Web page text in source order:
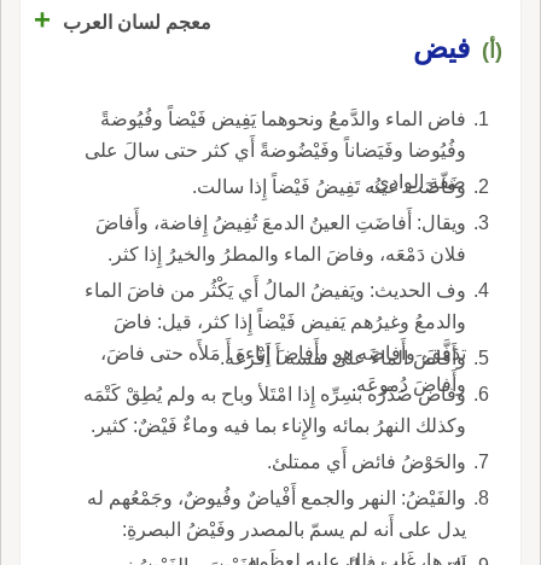
معجم لسان العرب +
(أ) فيض
فاض الماء والدَّمعُ ونحوهما يَفِيض فَيْضاً وفُيُوضةً
وفُيُوضا وفَيَضاناً وفَيْضُوضةً أَي كثر حتى سالَ على
ضَفّةِ الوادي.
وفاضَت عينُه تَفِيضُ فَيْضاً إِذا سالت.
ويقال: أَفاضَتِ العينُ الدمعَ تُفِيضُ إِفاضة، وأَفاضَ
فلان دَمْعَه، وفاضَ الماء والمطرُ والخيرُ إِذا كثر.
وف الحديث: ويَفيضُ المالُ أَي يَكْثُر من فاضَ الماء
والدمعُ وغيرُهم يَفيض فَيْضاً إِذا كثر، قيل: فاضَ
تدَفَّقَ، وأَفاضَه هو وأَفاضَ إِناءه أَ مَلأَه حتى فاضَ،
وأَفاضَ دُموعَه.
وأَفاضَ الماءَ على نفسه أَ أَفْرَغَه.
وفاض صَدْرُه بسِرِّه إِذا امْتَلأ وباح به ولم يُطِقْ كَتْمَه
وكذلك النهرُ بمائه والإِناء بما فيه وماءٌ فَيْضٌ: كثير.
والحَوْضُ فائض أَي ممتلئ.
والفَيْضُ: النهر والجمع أَفْياضٌ وفُيوضٌ، وجَمْعُهم له
يدل على أَنه لم يسمّ بالمصدر وفَيْضُ البصرةِ:
نَهرها، غَلب ذلك عليه لِعظَمِه.